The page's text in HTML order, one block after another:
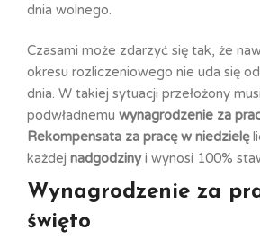
dnia wolnego.
Czasami może zdarzyć się tak, że
okresu rozliczeniowego nie uda się
dnia. W takiej sytuacji przełożony
podwładnemu wynagrodzenie za
Rekompensata za pracę w niedzielę
każdej nadgodzinyi wynosi 100%
Wynagrodzenie za
święto